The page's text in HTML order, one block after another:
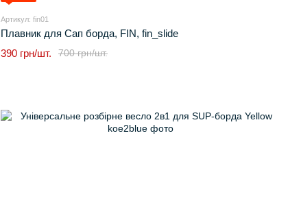
Артикул: fin01
Плавник для Сап борда, FIN, fin_slide
700 грн/шт.
390 грн/шт.